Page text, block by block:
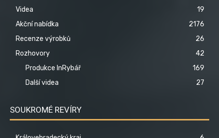
Videa
19
Akční nabídka
2176
Recenze výrobků
26
Rozhovory
42
Produkce InRybář
169
Další videa
27
SOUKROMÉ REVÍRY